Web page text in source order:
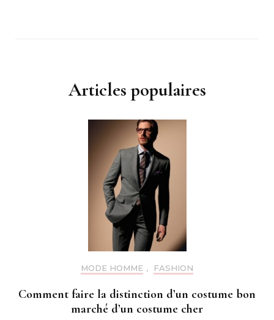
Articles populaires
MODE HOMME , FASHION
Comment faire la distinction d’un costume bon
marché d’un costume cher